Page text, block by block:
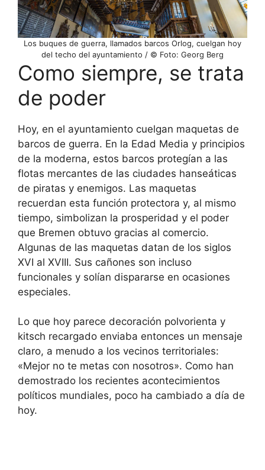
Los buques de guerra, llamados barcos Orlog, cuelgan hoy
del techo del ayuntamiento / © Foto: Georg Berg
Como siempre, se trata
de poder
Hoy, en el ayuntamiento cuelgan maquetas de
barcos de guerra. En la Edad Media y principios
de la moderna, estos barcos protegían a las
flotas mercantes de las ciudades hanseáticas
de piratas y enemigos. Las maquetas
recuerdan esta función protectora y, al mismo
tiempo, simbolizan la prosperidad y el poder
que Bremen obtuvo gracias al comercio.
Algunas de las maquetas datan de los siglos
XVI al XVIII. Sus cañones son incluso
funcionales y solían dispararse en ocasiones
especiales.
Lo que hoy parece decoración polvorienta y
kitsch recargado enviaba entonces un mensaje
claro, a menudo a los vecinos territoriales:
«Mejor no te metas con nosotros». Como han
demostrado los recientes acontecimientos
políticos mundiales, poco ha cambiado a día de
hoy.